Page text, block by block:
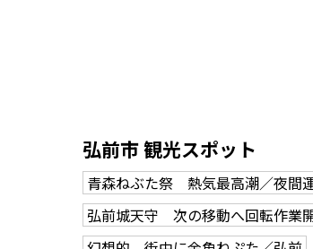
弘前市 観光スポット
青森ねぶた祭 熱気最高潮／夜間
弘前城天守 次の移動へ回転作業